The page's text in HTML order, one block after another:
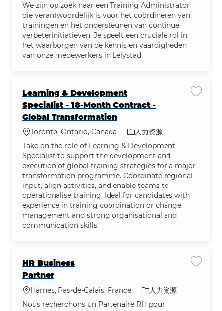
We zijn op zoek naar een Training Administrator
die verantwoordelijk is voor het coördineren van
trainingen en het ondersteunen van continue
verbeterinitiatieven. Je speelt een cruciale rol in
het waarborgen van de kennis en vaardigheden
van onze medewerkers in Lelystad.
Learning & Development
Specialist - 18-Month Contract -
Global Transformation
位置Toronto, Ontario, Canada 类别人力资源
Take on the role of Learning & Development
Specialist to support the development and
execution of global training strategies for a major
transformation programme. Coordinate regional
input, align activities, and enable teams to
operationalise training. Ideal for candidates with
experience in training coordination or change
management and strong organisational and
communication skills.
保存作
HR Business
Partner
位置Harnes, Pas-de-Calais, France 类别人力资源
Nous recherchons un Partenaire RH pour
保存作